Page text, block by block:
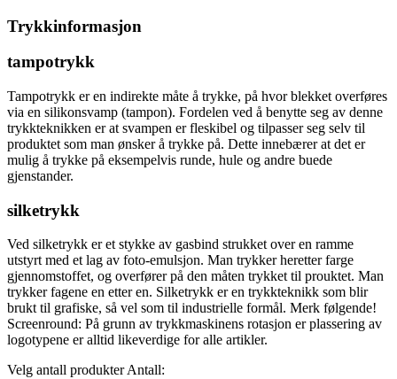
Trykkinformasjon
tampotrykk
Tampotrykk er en indirekte måte å trykke, på hvor blekket overføres
via en silikonsvamp (tampon). Fordelen ved å benytte seg av denne
trykkteknikken er at svampen er fleskibel og tilpasser seg selv til
produktet som man ønsker å trykke på. Dette innebærer at det er
mulig å trykke på eksempelvis runde, hule og andre buede
gjenstander.
silketrykk
Ved silketrykk er et stykke av gasbind strukket over en ramme
utstyrt med et lag av foto-emulsjon. Man trykker heretter farge
gjennomstoffet, og overfører på den måten trykket til prouktet. Man
trykker fagene en etter en. Silketrykk er en trykkteknikk som blir
brukt til grafiske, så vel som til industrielle formål. Merk følgende!
Screenround: På grunn av trykkmaskinens rotasjon er plassering av
logotypene er alltid likeverdige for alle artikler.
Velg antall produkterAntall: